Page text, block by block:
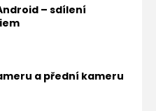
Android – sdílení
a přední kameru